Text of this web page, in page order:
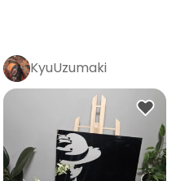
KyuUzumaki